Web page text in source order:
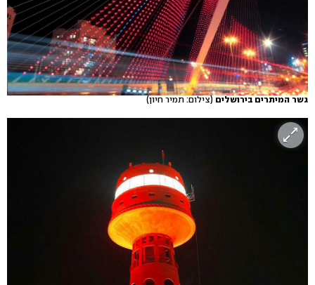
גשר המיתרים בירושלים (צילום: תמיר חיון)